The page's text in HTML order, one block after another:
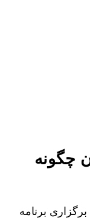
چگونه
برنامه